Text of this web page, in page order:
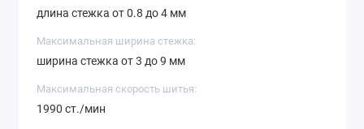
длина стежка от 0.8 до 4 мм
Максимальная ширина стежка:
ширина стежка от 3 до 9 мм
Максимальная скорость шитья:
1990 ст./мин